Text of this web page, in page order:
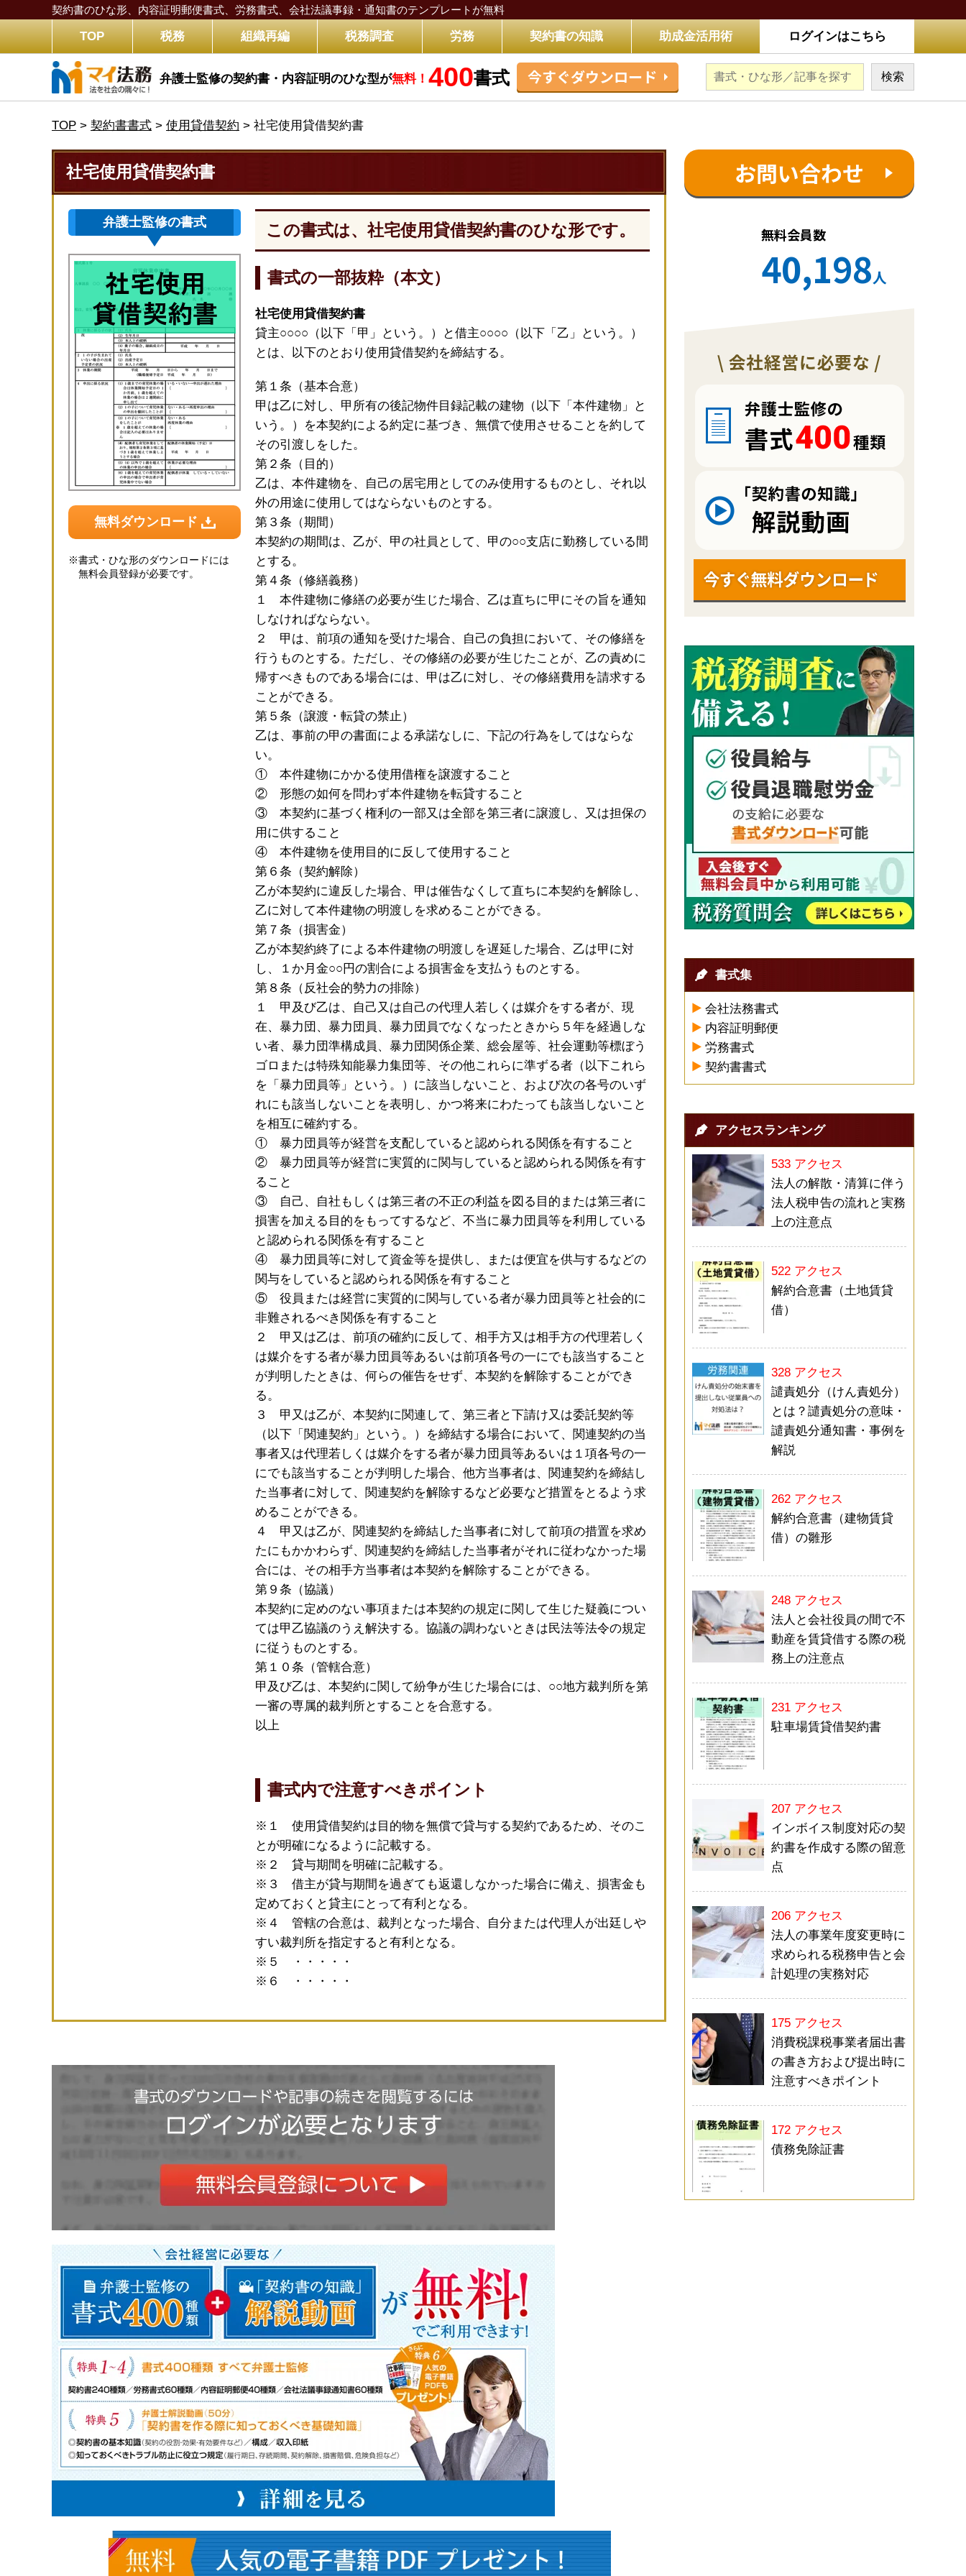
契約書のひな形、内容証明郵便書式、労務書式、 会社法議事録・通知書のテンプレートが無料
TOP 税務 組織再編 税務調査 労務 契約書の知識 助成金活用術 ログインはこちら
弁護士監修の契約書・内容証明のひな型が無料！ 400書式 今すぐダウンロード
TOP > 契約書書式 > 使用貸借契約 > 社宅使用貸借契約書
社宅使用貸借契約書
弁護士監修の書式
無料ダウンロード
※書式・ひな形のダウンロードには
無料会員登録が必要です。
この書式は、社宅使用貸借契約書のひな形です。
書式の一部抜粋（本文）
社宅使用貸借契約書
貸主○○○○（以下「甲」という。）と借主○○○○（以下「乙」という。）
とは、以下のとおり使用貸借契約を締結する。
第１条（基本合意）
甲は乙に対し、甲所有の後記物件目録記載の建物（以下「本件建物」と
いう。）を本契約による約定に基づき、無償で使用させることを約して
その引渡しをした。
第２条（目的）
乙は、本件建物を、自己の居宅用としてのみ使用するものとし、それ以
外の用途に使用してはならないものとする。
第３条（期間）
本契約の期間は、乙が、甲の社員として、甲の○○支店に勤務している間
とする。
第４条（修繕義務）
１ 本件建物に修繕の必要が生じた場合、乙は直ちに甲にその旨を通知
しなければならない。
２ 甲は、前項の通知を受けた場合、自己の負担において、その修繕を
行うものとする。ただし、その修繕の必要が生じたことが、乙の責めに
帰すべきものである場合には、甲は乙に対し、その修繕費用を請求する
ことができる。
第５条（譲渡・転貸の禁止）
乙は、事前の甲の書面による承諾なしに、下記の行為をしてはならな
い。
① 本件建物にかかる使用借権を譲渡すること
② 形態の如何を問わず本件建物を転貸すること
③ 本契約に基づく権利の一部又は全部を第三者に譲渡し、又は担保の
用に供すること
④ 本件建物を使用目的に反して使用すること
第６条（契約解除）
乙が本契約に違反した場合、甲は催告なくして直ちに本契約を解除し、
乙に対して本件建物の明渡しを求めることができる。
第７条（損害金）
乙が本契約終了による本件建物の明渡しを遅延した場合、乙は甲に対
し、１か月金○○円の割合による損害金を支払うものとする。
第８条（反社会的勢力の排除）
１ 甲及び乙は、自己又は自己の代理人若しくは媒介をする者が、現
在、暴力団、暴力団員、暴力団員でなくなったときから５年を経過しな
い者、暴力団準構成員、暴力団関係企業、総会屋等、社会運動等標ぼう
ゴロまたは特殊知能暴力集団等、その他これらに準ずる者（以下これら
を「暴力団員等」という。）に該当しないこと、および次の各号のいず
れにも該当しないことを表明し、かつ将来にわたっても該当しないこと
を相互に確約する。
① 暴力団員等が経営を支配していると認められる関係を有すること
② 暴力団員等が経営に実質的に関与していると認められる関係を有す
ること
③ 自己、自社もしくは第三者の不正の利益を図る目的または第三者に
損害を加える目的をもってするなど、不当に暴力団員等を利用している
と認められる関係を有すること
④ 暴力団員等に対して資金等を提供し、または便宜を供与するなどの
関与をしていると認められる関係を有すること
⑤ 役員または経営に実質的に関与している者が暴力団員等と社会的に
非難されるべき関係を有すること
２ 甲又は乙は、前項の確約に反して、相手方又は相手方の代理若しく
は媒介をする者が暴力団員等あるいは前項各号の一にでも該当すること
が判明したときは、何らの催告をせず、本契約を解除することができ
る。
３ 甲又は乙が、本契約に関連して、第三者と下請け又は委託契約等
（以下「関連契約」という。）を締結する場合において、関連契約の当
事者又は代理若しくは媒介をする者が暴力団員等あるいは１項各号の一
にでも該当することが判明した場合、他方当事者は、関連契約を締結し
た当事者に対して、関連契約を解除するなど必要など措置をとるよう求
めることができる。
４ 甲又は乙が、関連契約を締結した当事者に対して前項の措置を求め
たにもかかわらず、関連契約を締結した当事者がそれに従わなかった場
合には、その相手方当事者は本契約を解除することができる。
第９条（協議）
本契約に定めのない事項または本契約の規定に関して生じた疑義につい
ては甲乙協議のうえ解決する。協議の調わないときは民法等法令の規定
に従うものとする。
第１０条（管轄合意）
甲及び乙は、本契約に関して紛争が生じた場合には、○○地方裁判所を第
一審の専属的裁判所とすることを合意する。
以上
書式内で注意すべきポイント
※１ 使用貸借契約は目的物を無償で貸与する契約であるため、そのこ
とが明確になるように記載する。
※２ 貸与期間を明確に記載する。
※３ 借主が貸与期間を過ぎても返還しなかった場合に備え、損害金も
定めておくと貸主にとって有利となる。
※４ 管轄の合意は、裁判となった場合、自分または代理人が出廷しや
すい裁判所を指定すると有利となる。
※５ ・・・・・
※６ ・・・・・
お問い合わせ
無料会員数
40,198人
書式集
会社法務書式
内容証明郵便
労務書式
契約書書式
アクセスランキング
533 アクセス
法人の解散・清算に伴う
法人税申告の流れと実務
上の注意点
522 アクセス
解約合意書（土地賃貸
借）
328 アクセス
譴責処分（けん責処分）
とは？譴責処分の意味・
譴責処分通知書・事例を
解説
262 アクセス
解約合意書（建物賃貸
借）の雛形
248 アクセス
法人と会社役員の間で不
動産を賃貸借する際の税
務上の注意点
231 アクセス
駐車場賃貸借契約書
207 アクセス
インボイス制度対応の契
約書を作成する際の留意
点
206 アクセス
法人の事業年度変更時に
求められる税務申告と会
計処理の実務対応
175 アクセス
消費税課税事業者届出書
の書き方および提出時に
注意すべきポイント
172 アクセス
債務免除証書